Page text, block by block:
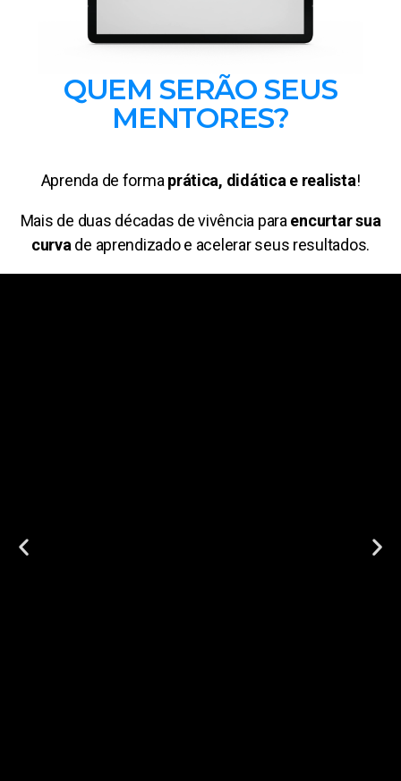
QUEM SERÃO SEUS
MENTORES?
Aprenda de forma prática, didática e realista!
Mais de duas décadas de vivência para encurtar sua
curva de aprendizado e acelerar seus resultados.